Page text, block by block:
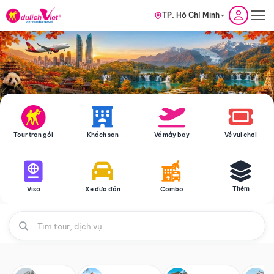
TP. Hồ Chí Minh
Tour trọn gói Khách sạn Vé máy bay Vé vui chơi
Visa Xe đưa đón Combo Thêm